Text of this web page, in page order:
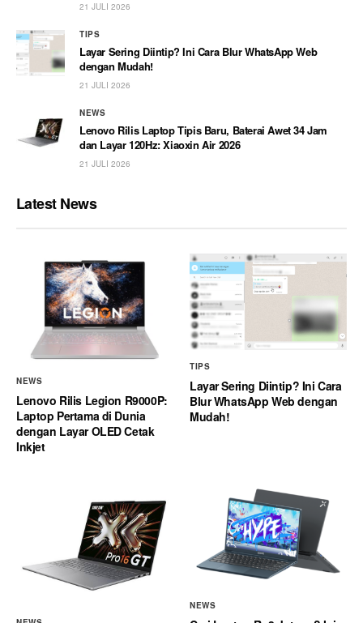
21 JULI 2026
TIPS
Layar Sering Diintip? Ini Cara Blur WhatsApp Web
dengan Mudah!
21 JULI 2026
NEWS
Lenovo Rilis Laptop Tipis Baru, Baterai Awet 34 Jam
dan Layar 120Hz: Xiaoxin Air 2026
21 JULI 2026
Latest News
NEWS
Lenovo Rilis Legion R9000P:
Laptop Pertama di Dunia
dengan Layar OLED Cetak
Inkjet
TIPS
Layar Sering Diintip? Ini Cara
Blur WhatsApp Web dengan
Mudah!
NEWS